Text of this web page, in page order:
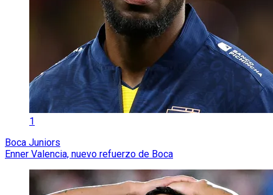
1
Boca Juniors
Enner Valencia, nuevo refuerzo de Boca